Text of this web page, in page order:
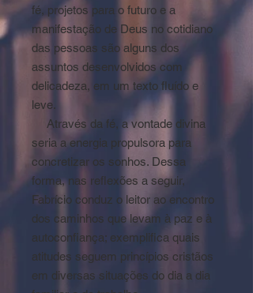
fé, projetos para o futuro e a
manifestação de Deus no cotidiano
das pessoas são alguns dos
assuntos desenvolvidos com
delicadeza, em um texto fluído e
leve.
Através da fé, a vontade divina
seria a energia propulsora para
concretizar os sonhos. Dessa
forma, nas reflexões a seguir,
Fabrício conduz o leitor ao encontro
dos caminhos que levam à paz e à
autoconfiança; exemplifica quais
atitudes seguem princípios cristãos
em diversas situações do dia a dia